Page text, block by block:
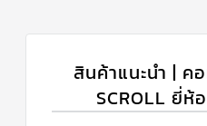
สินค้าแนะนำ | ค
SCROLL ยี่ห้